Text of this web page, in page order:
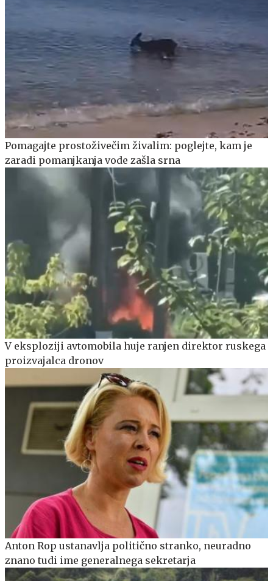
Pomagajte prostoživečim živalim: poglejte, kam je
zaradi pomanjkanja vode zašla srna
V eksploziji avtomobila huje ranjen direktor ruskega
proizvajalca dronov
Anton Rop ustanavlja politično stranko, neuradno
znano tudi ime generalnega sekretarja